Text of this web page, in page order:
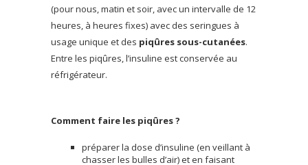
(pour nous, matin et soir, avec un intervalle de 12
heures, à heures fixes) avec des seringues à
usage unique et des piqûres sous-cutanées.
Entre les piqûres, l’insuline est conservée au
réfrigérateur.
Comment faire les piqûres ?
préparer la dose d’insuline (en veillant à
chasser les bulles d’air) et en faisant